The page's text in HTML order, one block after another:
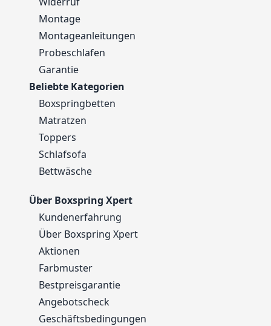
Montage
Montageanleitungen
Probeschlafen
Garantie
Beliebte Kategorien
Boxspringbetten
Matratzen
Toppers
Schlafsofa
Bettwäsche
Über Boxspring Xpert
Kundenerfahrung
Über Boxspring Xpert
Aktionen
Farbmuster
Bestpreisgarantie
Angebotscheck
Geschäftsbedingungen